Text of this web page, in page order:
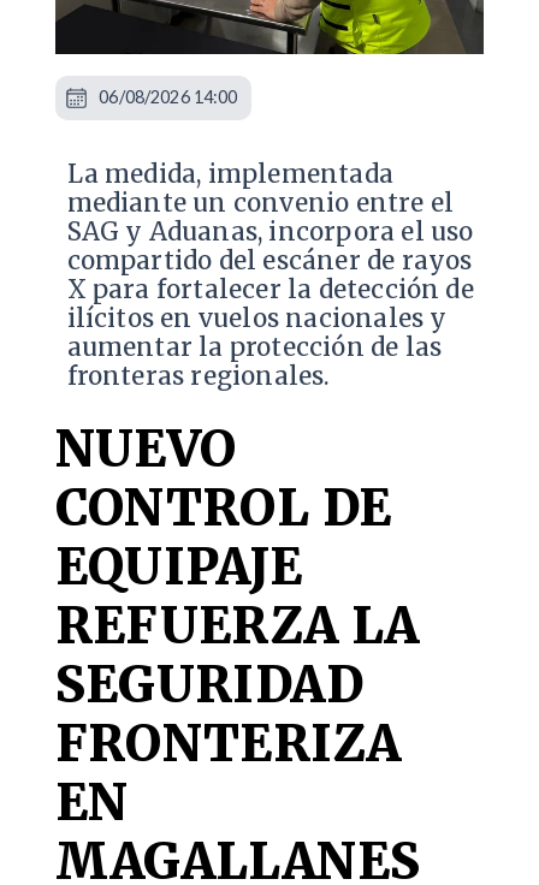
La medida, implementada
mediante un convenio entre el
SAG y Aduanas, incorpora el uso
compartido del escáner de rayos
X para fortalecer la detección de
ilícitos en vuelos nacionales y
aumentar la protección de las
fronteras regionales.
NUEVO
CONTROL DE
EQUIPAJE
REFUERZA LA
SEGURIDAD
FRONTERIZA
EN
MAGALLANES
06/08/2026 14:00